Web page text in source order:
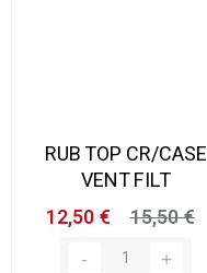
RUB TOP CR/CASE
VENT FILT
12,50 €
15,50 €